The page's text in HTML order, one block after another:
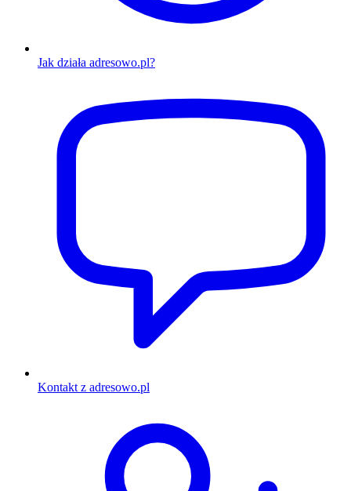
Jak działa adresowo.pl?
Kontakt z adresowo.pl